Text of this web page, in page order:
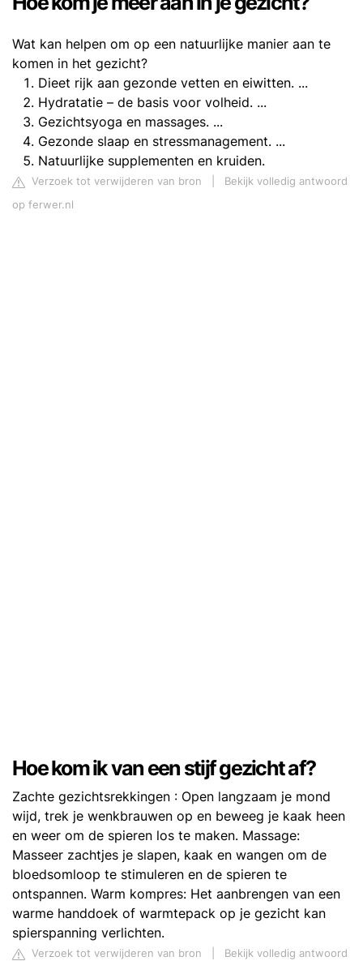
Wat kan helpen om op een natuurlijke manier aan te
komen in het gezicht?
Dieet rijk aan gezonde vetten en eiwitten. ...
Hydratatie – de basis voor volheid. ...
Gezichtsyoga en massages. ...
Gezonde slaap en stressmanagement. ...
Natuurlijke supplementen en kruiden.
Verzoek tot verwijderen van bron
Bekijk volledig antwoord
op ferwer.nl
Hoe kom ik van een stijf gezicht af?
Zachte gezichtsrekkingen : Open langzaam je mond
wijd, trek je wenkbrauwen op en beweeg je kaak heen
en weer om de spieren los te maken. Massage:
Masseer zachtjes je slapen, kaak en wangen om de
bloedsomloop te stimuleren en de spieren te
ontspannen. Warm kompres: Het aanbrengen van een
warme handdoek of warmtepack op je gezicht kan
spierspanning verlichten.
Verzoek tot verwijderen van bron
Bekijk volledig antwoord